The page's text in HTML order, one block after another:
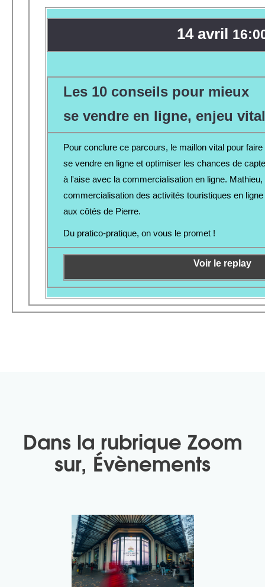
14 avril
Les 10 conseils pour mieux
se vendre en ligne, enjeu
Pour conclure ce parcours, le maillon vital pour
se vendre en ligne et optimiser les chances de
à l'aise avec la commercialisation en ligne.
commercialisation des activités touristiques en
aux côtés de Pierre.
Du pratico-pratique, on vous le promet !
Voir le replay
Dans la rubrique Zoom
sur, Évènements